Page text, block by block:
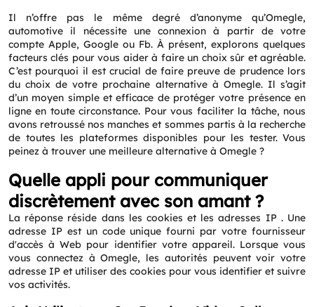
Il n’offre pas le même degré d’anonyme qu’Omegle,
automotive il nécessite une connexion à partir de votre
compte Apple, Google ou Fb. À présent, explorons quelques
facteurs clés pour vous aider à faire un choix sûr et agréable.
C’est pourquoi il est crucial de faire preuve de prudence lors
du choix de votre prochaine alternative à Omegle. Il s’agit
d’un moyen simple et efficace de protéger votre présence en
ligne en toute circonstance. Pour vous faciliter la tâche, nous
avons retroussé nos manches et sommes partis à la recherche
de toutes les plateformes disponibles pour les tester. Vous
peinez à trouver une meilleure alternative à Omegle ?
Quelle appli pour communiquer
discrètement avec son amant ?
La réponse réside dans les cookies et les adresses IP . Une
adresse IP est un code unique fourni par votre fournisseur
d'accès à Web pour identifier votre appareil. Lorsque vous
vous connectez à Omegle, les autorités peuvent voir votre
adresse IP et utiliser des cookies pour vous identifier et suivre
vos activités.